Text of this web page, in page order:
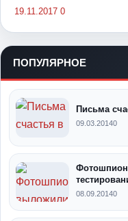
19.11.2017 0
ПОПУЛЯРНОЕ
Письма
09.03.20140
08.09.20140